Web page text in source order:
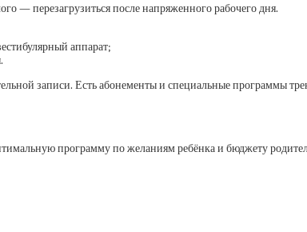
— перезагрузиться после напряженного рабочего дня.
аппарат;
записи. Есть абонементы и специальные программы
программу по желаниям ребёнка и бюджету